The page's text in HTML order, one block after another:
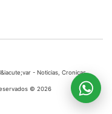
- Noticias, Cronicas,
© 2026